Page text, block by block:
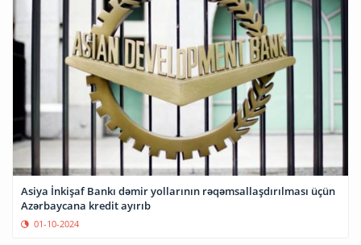
Asiya İnkişaf Bankı dəmir yollarının rəqəmsallaşdırılması üçün
Azərbaycana kredit ayırıb
01-10-2024